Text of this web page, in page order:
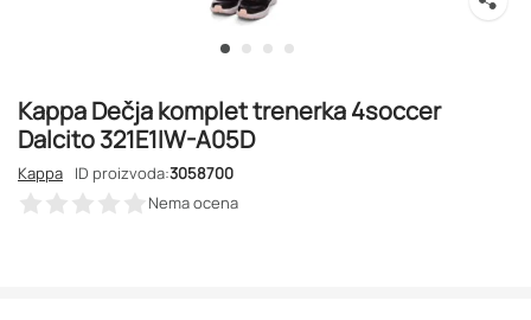
Kappa Dečja komplet trenerka 4soccer
Dalcito 321E1IW-A05D
Kappa ID proizvoda:3058700
Nema ocena